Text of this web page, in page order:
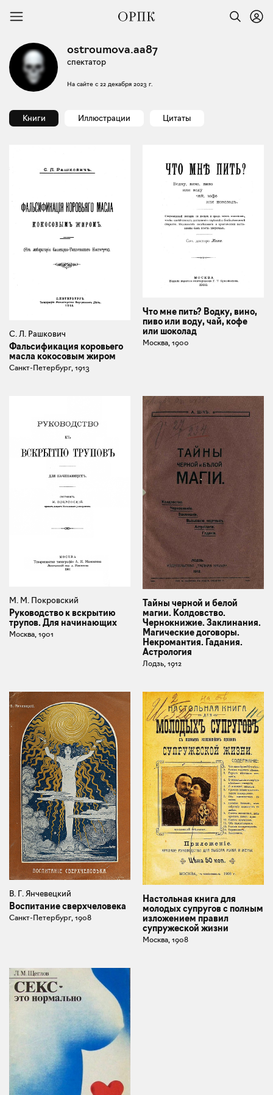
ostroumova.aa87
спектатор
На сайте с 22 декабря 2023 г.
Книги Иллюстрации Цитаты
С. Л. Рашкович
Фальсификация коровьего
масла кокосовым жиром
Санкт-Петербург, 1913
Что мне пить? Водку, вино,
пиво или воду, чай, кофе
или шоколад
Москва, 1900
М. М. Покровский
Руководство к вскрытию
трупов. Для начинающих
Москва, 1901
Тайны черной и белой
магии. Колдовство.
Чернокнижие. Заклинания.
Магические договоры.
Некромантия. Гадания.
Астрология
Лодзь, 1912
В. Г. Янчевецкий
Воспитание сверхчеловека
Санкт-Петербург, 1908
Настольная книга для
молодых супругов с полным
изложением правил
супружеской жизни
Москва, 1908